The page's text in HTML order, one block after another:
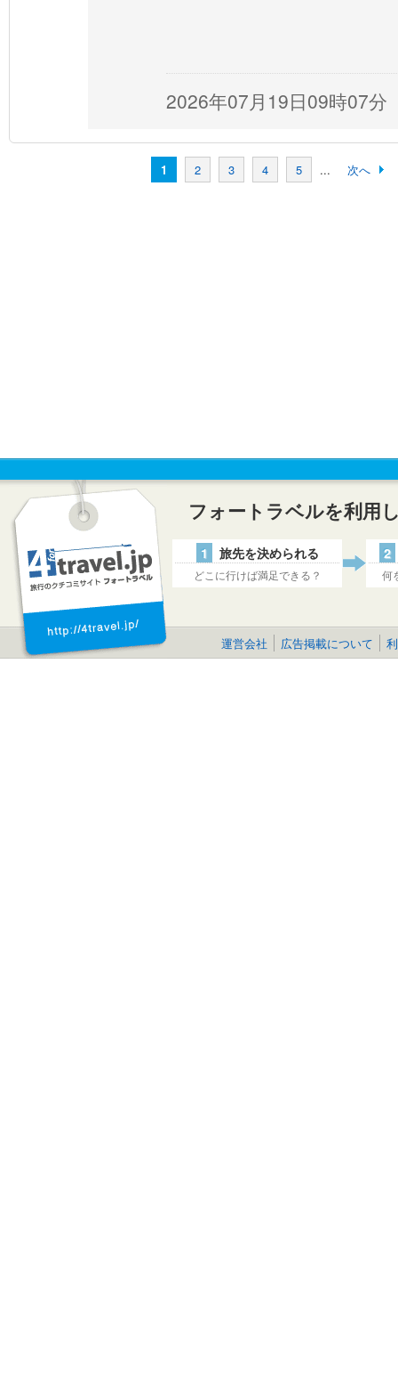
2026年07月19日09時07分
1 2 3 4 5 ... 次へ
フォートラベルを利用
1 旅先を決められる
どこに行けば満足できる？
2
何
運営会社 広告掲載について